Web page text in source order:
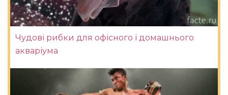
Чудові рибки для офісного і домашнього
акваріума